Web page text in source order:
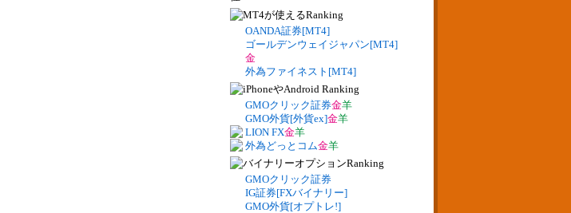
OANDA証券[MT4]
ゴールデンウェイジャパン[MT4]
金
外為ファイネスト[MT4]
GMOクリック証券金羊
GMO外貨[外貨ex]金羊
LION FX金羊
外為どっとコム金羊
GMOクリック証券
IG証券[FXバイナリー]
GMO外貨[オプトレ!]